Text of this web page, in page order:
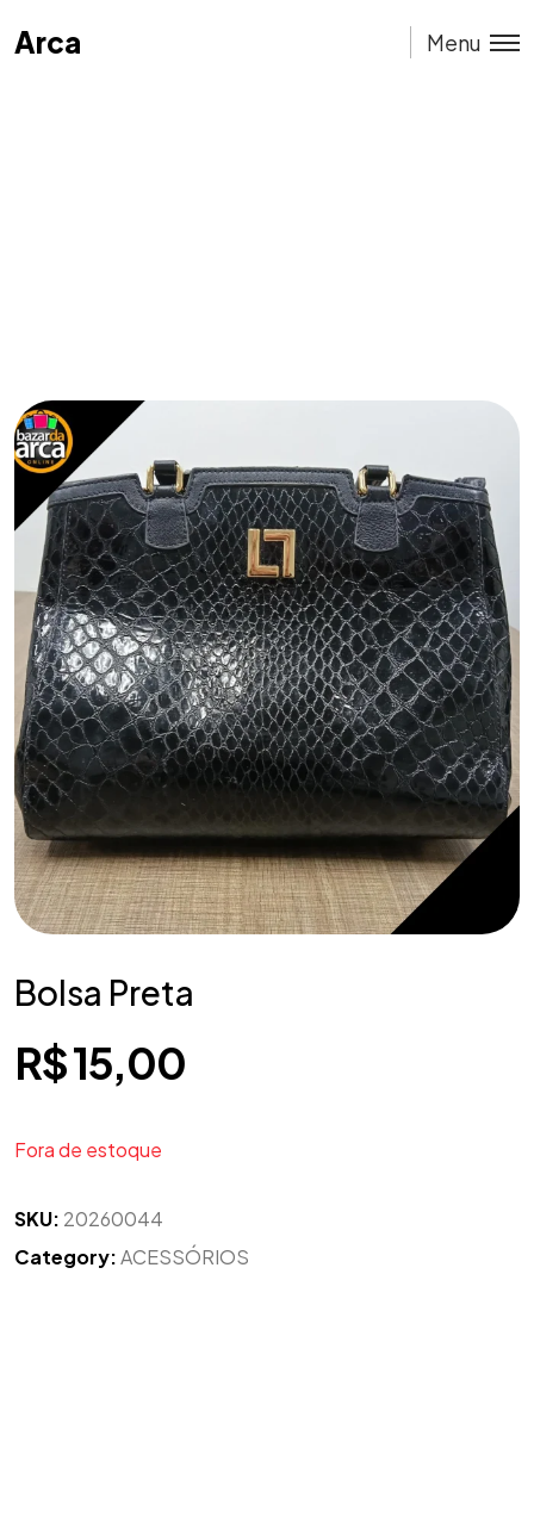
Arca
Arca Menu
Bolsa Preta
R$15,00
Fora de estoque
SKU: 20260044
Category:ACESSÓRIOS